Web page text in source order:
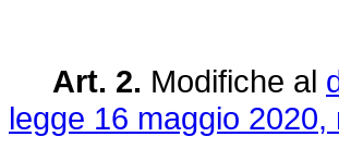
Art. 2. Modifiche al
legge 16 maggio 2020,